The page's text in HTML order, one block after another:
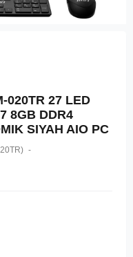
020TR 27 LED
8GB DDR4
SIYAH AIO PC